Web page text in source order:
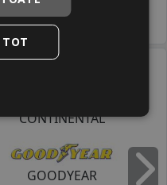
Mai multe
CONTINENTAL
GOODYEAR
TOT